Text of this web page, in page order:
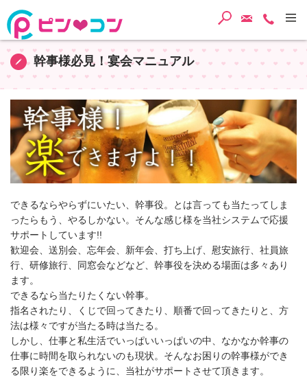
ご予約・
検索
幹事様必見！宴会マニュアル
できるならやらずにいたい、幹事役。とは言っても当たってしま
ったらもう、やるしかない。そんな感じ様を当社システムで応援
サポートしています!!
歓迎会、送別会、忘年会、新年会、打ち上げ、慰安旅行、社員旅
行、研修旅行、同窓会などなど、幹事役を決める場面は多々あり
ます。
できるなら当たりたくない幹事。
指名されたり、くじで回ってきたり、順番で回ってきたりと、方
法は様々ですが当たる時は当たる。
しかし、仕事と私生活でいっぱいいっぱいの中、なかなか幹事の
仕事に時間を取られないのも現状。そんなお困りの幹事様ができ
る限り楽をできるように、当社がサポートさせて頂きます。